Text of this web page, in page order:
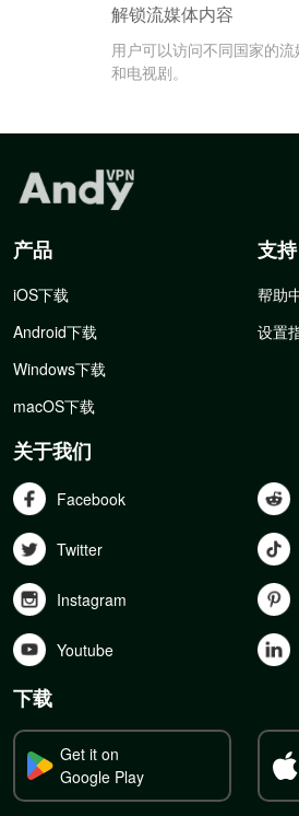
解锁流媒体内容
用户可以访问不同国家的
和电视剧。
产品
iOS下载
Android下载
Windows下载
macOS下载
支持
帮助
设置
关于我们
Facebook
Twitter
Instagram
Youtube
下载
Get it on
Google Play